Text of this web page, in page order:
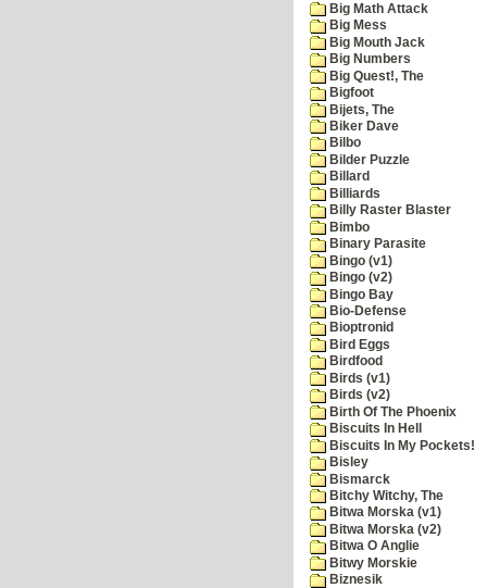
Big Math Attack
Big Mess
Big Mouth Jack
Big Numbers
Big Quest!, The
Bigfoot
Bijets, The
Biker Dave
Bilbo
Bilder Puzzle
Billard
Billiards
Billy Raster Blaster
Bimbo
Binary Parasite
Bingo (v1)
Bingo (v2)
Bingo Bay
Bio-Defense
Bioptronid
Bird Eggs
Birdfood
Birds (v1)
Birds (v2)
Birth Of The Phoenix
Biscuits In Hell
Biscuits In My Pockets!
Bisley
Bismarck
Bitchy Witchy, The
Bitwa Morska (v1)
Bitwa Morska (v2)
Bitwa O Anglie
Bitwy Morskie
Biznesik